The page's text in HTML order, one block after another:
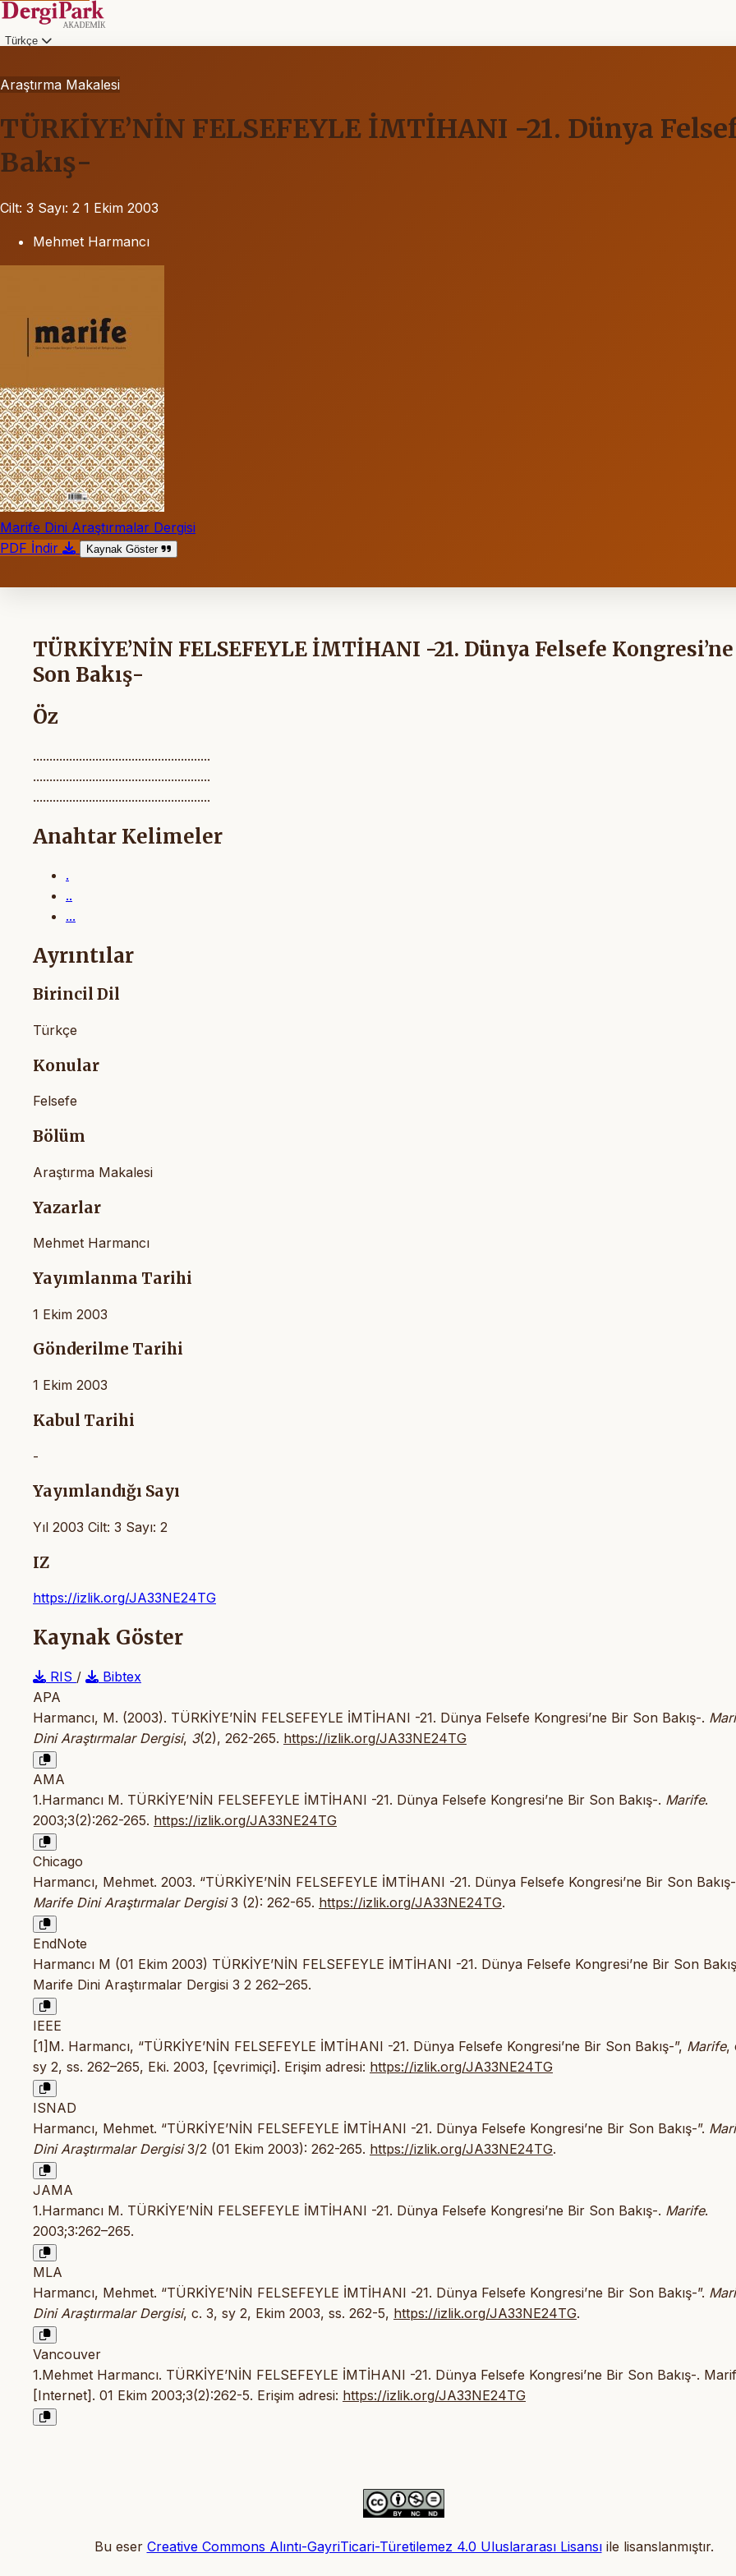
Türkçe
Araştırma Makalesi
TÜRKİYE’NİN FELSEFEYLE İMTİHANI -21. Dünya
Bakış-
Cilt: 3 Sayı: 2 1 Ekim 2003
Mehmet Harmancı
Marife Dini Araştırmalar Dergisi
PDF İndir
Kaynak Göster
TÜRKİYE’NİN FELSEFEYLE İMTİHANI -21. Dünya Felsefe
Son Bakış-
Öz
......................................................
......................................................
......................................................
Anahtar Kelimeler
.
..
...
Ayrıntılar
Birincil Dil
Türkçe
Konular
Felsefe
Bölüm
Araştırma Makalesi
Yazarlar
Mehmet Harmancı
Yayımlanma Tarihi
1 Ekim 2003
Gönderilme Tarihi
1 Ekim 2003
Kabul Tarihi
-
Yayımlandığı Sayı
Yıl 2003 Cilt: 3 Sayı: 2
IZ
https://izlik.org/JA33NE24TG
Kaynak Göster
RIS /
Bibtex
APA
Harmancı, M. (2003). TÜRKİYE’NİN FELSEFEYLE İMTİHANI -21. Dünya Felsefe Kongresi’ne Bir Son Bakış-.
Dini Araştırmalar Dergisi, 3(2), 262-265. https://izlik.org/JA33NE24TG
AMA
1.Harmancı M. TÜRKİYE’NİN FELSEFEYLE İMTİHANI -21. Dünya Felsefe Kongresi’ne Bir Son Bakış-. Marife.
2003;3(2):262-265. https://izlik.org/JA33NE24TG
Chicago
Harmancı, Mehmet. 2003. “TÜRKİYE’NİN FELSEFEYLE İMTİHANI -21. Dünya Felsefe Kongresi’ne Bir Son Bakış-
Marife Dini Araştırmalar Dergisi3 (2): 262-65. https://izlik.org/JA33NE24TG.
EndNote
Harmancı M (01 Ekim 2003) TÜRKİYE’NİN FELSEFEYLE İMTİHANI -21. Dünya Felsefe Kongresi’ne Bir Son
Marife Dini Araştırmalar Dergisi 3 2 262–265.
IEEE
[1]M. Harmancı, “TÜRKİYE’NİN FELSEFEYLE İMTİHANI -21. Dünya Felsefe Kongresi’ne Bir Son Bakış-”, Marife,
sy 2, ss. 262–265, Eki. 2003, [çevrimiçi]. Erişim adresi: https://izlik.org/JA33NE24TG
ISNAD
Harmancı, Mehmet. “TÜRKİYE’NİN FELSEFEYLE İMTİHANI -21. Dünya Felsefe Kongresi’ne Bir Son Bakış-”.
Dini Araştırmalar Dergisi3/2 (01 Ekim 2003): 262-265. https://izlik.org/JA33NE24TG.
JAMA
1.Harmancı M. TÜRKİYE’NİN FELSEFEYLE İMTİHANI -21. Dünya Felsefe Kongresi’ne Bir Son Bakış-. Marife.
2003;3:262–265.
MLA
Harmancı, Mehmet. “TÜRKİYE’NİN FELSEFEYLE İMTİHANI -21. Dünya Felsefe Kongresi’ne Bir Son Bakış-”.
Dini Araştırmalar Dergisi, c. 3, sy 2, Ekim 2003, ss. 262-5, https://izlik.org/JA33NE24TG.
Vancouver
1.Mehmet Harmancı. TÜRKİYE’NİN FELSEFEYLE İMTİHANI -21. Dünya Felsefe Kongresi’ne Bir Son Bakış-.
[Internet]. 01 Ekim 2003;3(2):262-5. Erişim adresi: https://izlik.org/JA33NE24TG
Bu eser Creative Commons Alıntı-GayriTicari-Türetilemez 4.0 Uluslararası Lisansıile lisanslanmıştır.